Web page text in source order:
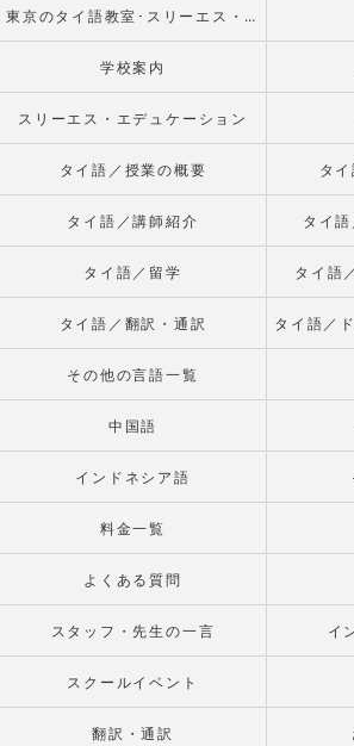
東京のタイ語教室･スリーエス・エデュケーションのお客様の声
学校案内
スリーエス・エデュケーション
タイ語／授業の概要 タ
タイ語／講師紹介 タイ
タイ語／留学 タイ語
タイ語／翻訳・通訳
その他の言語一覧
中国語
インドネシア語
料金一覧
よくある質問
スタッフ・先生の一言 イ
スクールイベント
翻訳・通訳